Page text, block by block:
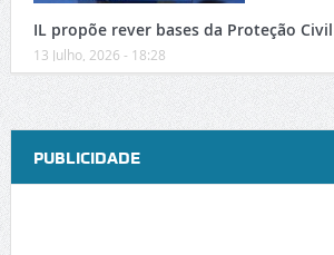
IL propõe rever bases da Proteção Civil
13 Julho, 2026 - 18:28
PUBLICIDADE